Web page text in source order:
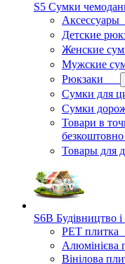
S5 Сумки
Аксессуары
Детские
Женские
Мужские
Рюкзаки
Сумки для
Сумки
Товари в
Товары для
S6B Будівництво
PЕT плитка
Алюмінієва
Вінілова